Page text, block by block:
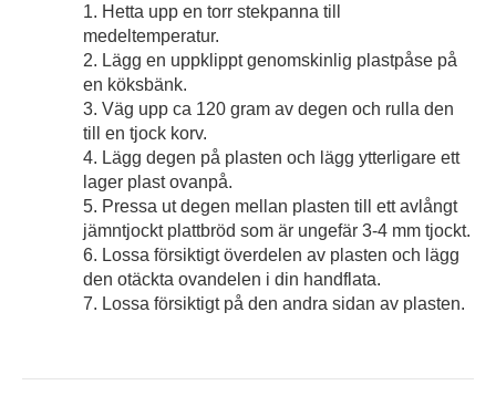
1. Hetta upp en torr stekpanna till
medeltemperatur.
2. Lägg en uppklippt genomskinlig plastpåse på
en köksbänk.
3. Väg upp ca 120 gram av degen och rulla den
till en tjock korv.
4. Lägg degen på plasten och lägg ytterligare ett
lager plast ovanpå.
5. Pressa ut degen mellan plasten till ett avlångt
jämntjockt plattbröd som är ungefär 3-4 mm tjockt.
6. Lossa försiktigt överdelen av plasten och lägg
den otäckta ovandelen i din handflata.
7. Lossa försiktigt på den andra sidan av plasten.